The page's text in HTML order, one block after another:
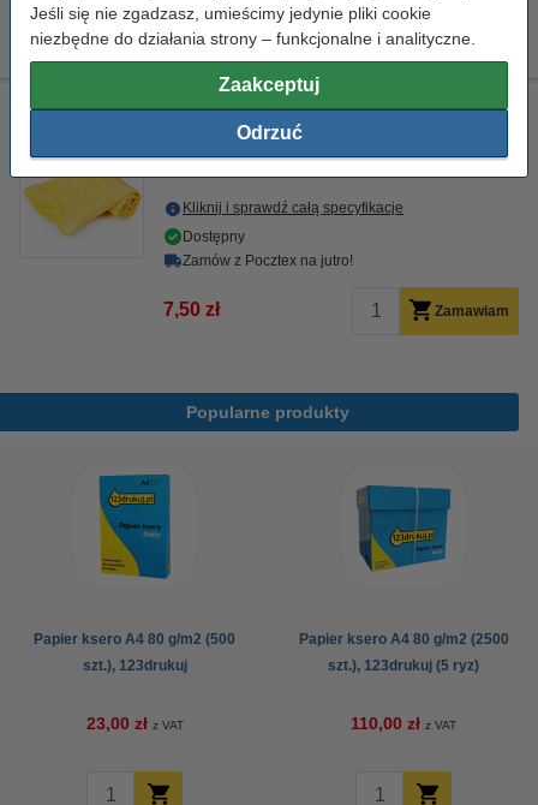
Jeśli się nie zgadzasz, umieścimy jedynie pliki cookie
niezbędne do działania strony – funkcjonalne i analityczne.
Zaakceptuj
Odrzuć
395,00 zł
Ściereczka do czyszczenia drukarki laserowej
ściereczka do czyszczenia
999058
Kliknij i sprawdź całą specyfikacje
Dostępny
Zamów z Pocztex na jutro!
7,50 zł Zamawiam
Popularne produkty
Papier ksero A4 80 g/m2 (500
szt.), 123drukuj
23,00 zł z VAT
Papier ksero A4 80 g/m2 (2500
szt.), 123drukuj (5 ryz)
110,00 zł z VAT